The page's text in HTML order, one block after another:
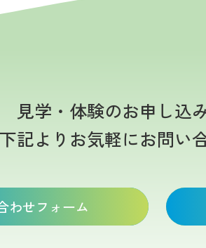
見学・体験のお申し込
下記よりお気軽にお問い
わせフォーム